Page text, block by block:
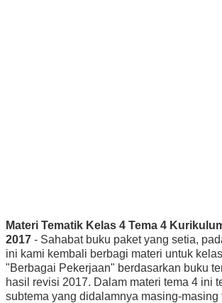
Materi Tematik Kelas 4 Tema 4
2017 - Sahabat buku paket yang setia,
ini kami kembali berbagi materi untuk
"Berbagai Pekerjaan" berdasarkan buku
hasil revisi 2017. Dalam materi tema 4 ini
subtema yang didalamnya masing-masing